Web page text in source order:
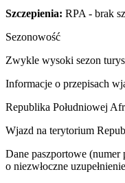
Szczepienia: RPA - brak
Sezonowość
Zwykle wysoki sezon
Informacje o przepisach
Republika Południowej
Wjazd na terytorium
Dane paszportowe (numer
o niezwłoczne